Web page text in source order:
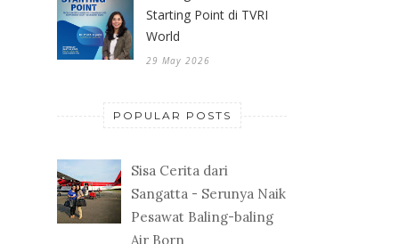
Starting Point di TVRI
World
29 May 2026
POPULAR POSTS
Sisa Cerita dari
Sangatta - Serunya Naik
Pesawat Baling-baling
Air Born